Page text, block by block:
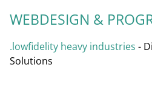
WEBDESIGN &
.lowfidelity heavy industries -
Solutions